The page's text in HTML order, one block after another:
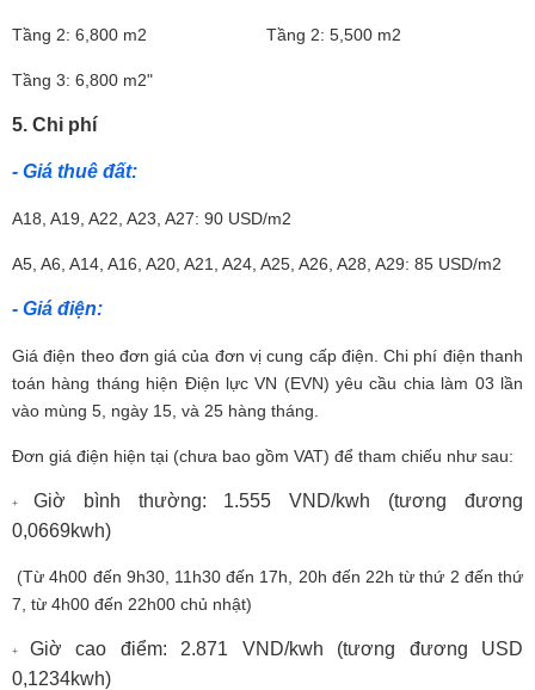
Tầng 2: 6,800 m2 Tầng 2: 5,500 m2
Tầng 3: 6,800 m2"
5. Chi phí
- Giá thuê đất:
A18, A19, A22, A23, A27: 90 USD/m2
A5, A6, A14, A16, A20, A21, A24, A25, A26, A28, A29: 85 USD/m2
- Giá điện:
Giá điện theo đơn giá của đơn vị cung cấp điện. Chi phí điện thanh
toán hàng tháng hiện Điện lực VN (EVN) yêu cầu chia làm 03 lần
vào mùng 5, ngày 15, và 25 hàng tháng.
Đơn giá điện hiện tại (chưa bao gồm VAT) để tham chiếu như sau:
+ Giờ bình thường: 1.555 VND/kwh (tương đương
0,0669kwh)
(Từ 4h00 đến 9h30, 11h30 đến 17h, 20h đến 22h từ thứ 2 đến thứ
7, từ 4h00 đến 22h00 chủ nhật)
+ Giờ cao điểm: 2.871 VND/kwh (tương đương USD
0,1234kwh)